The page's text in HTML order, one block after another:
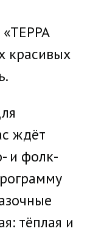
«ТЕРРА
красивых
ждёт
и фолк-
тёплая и